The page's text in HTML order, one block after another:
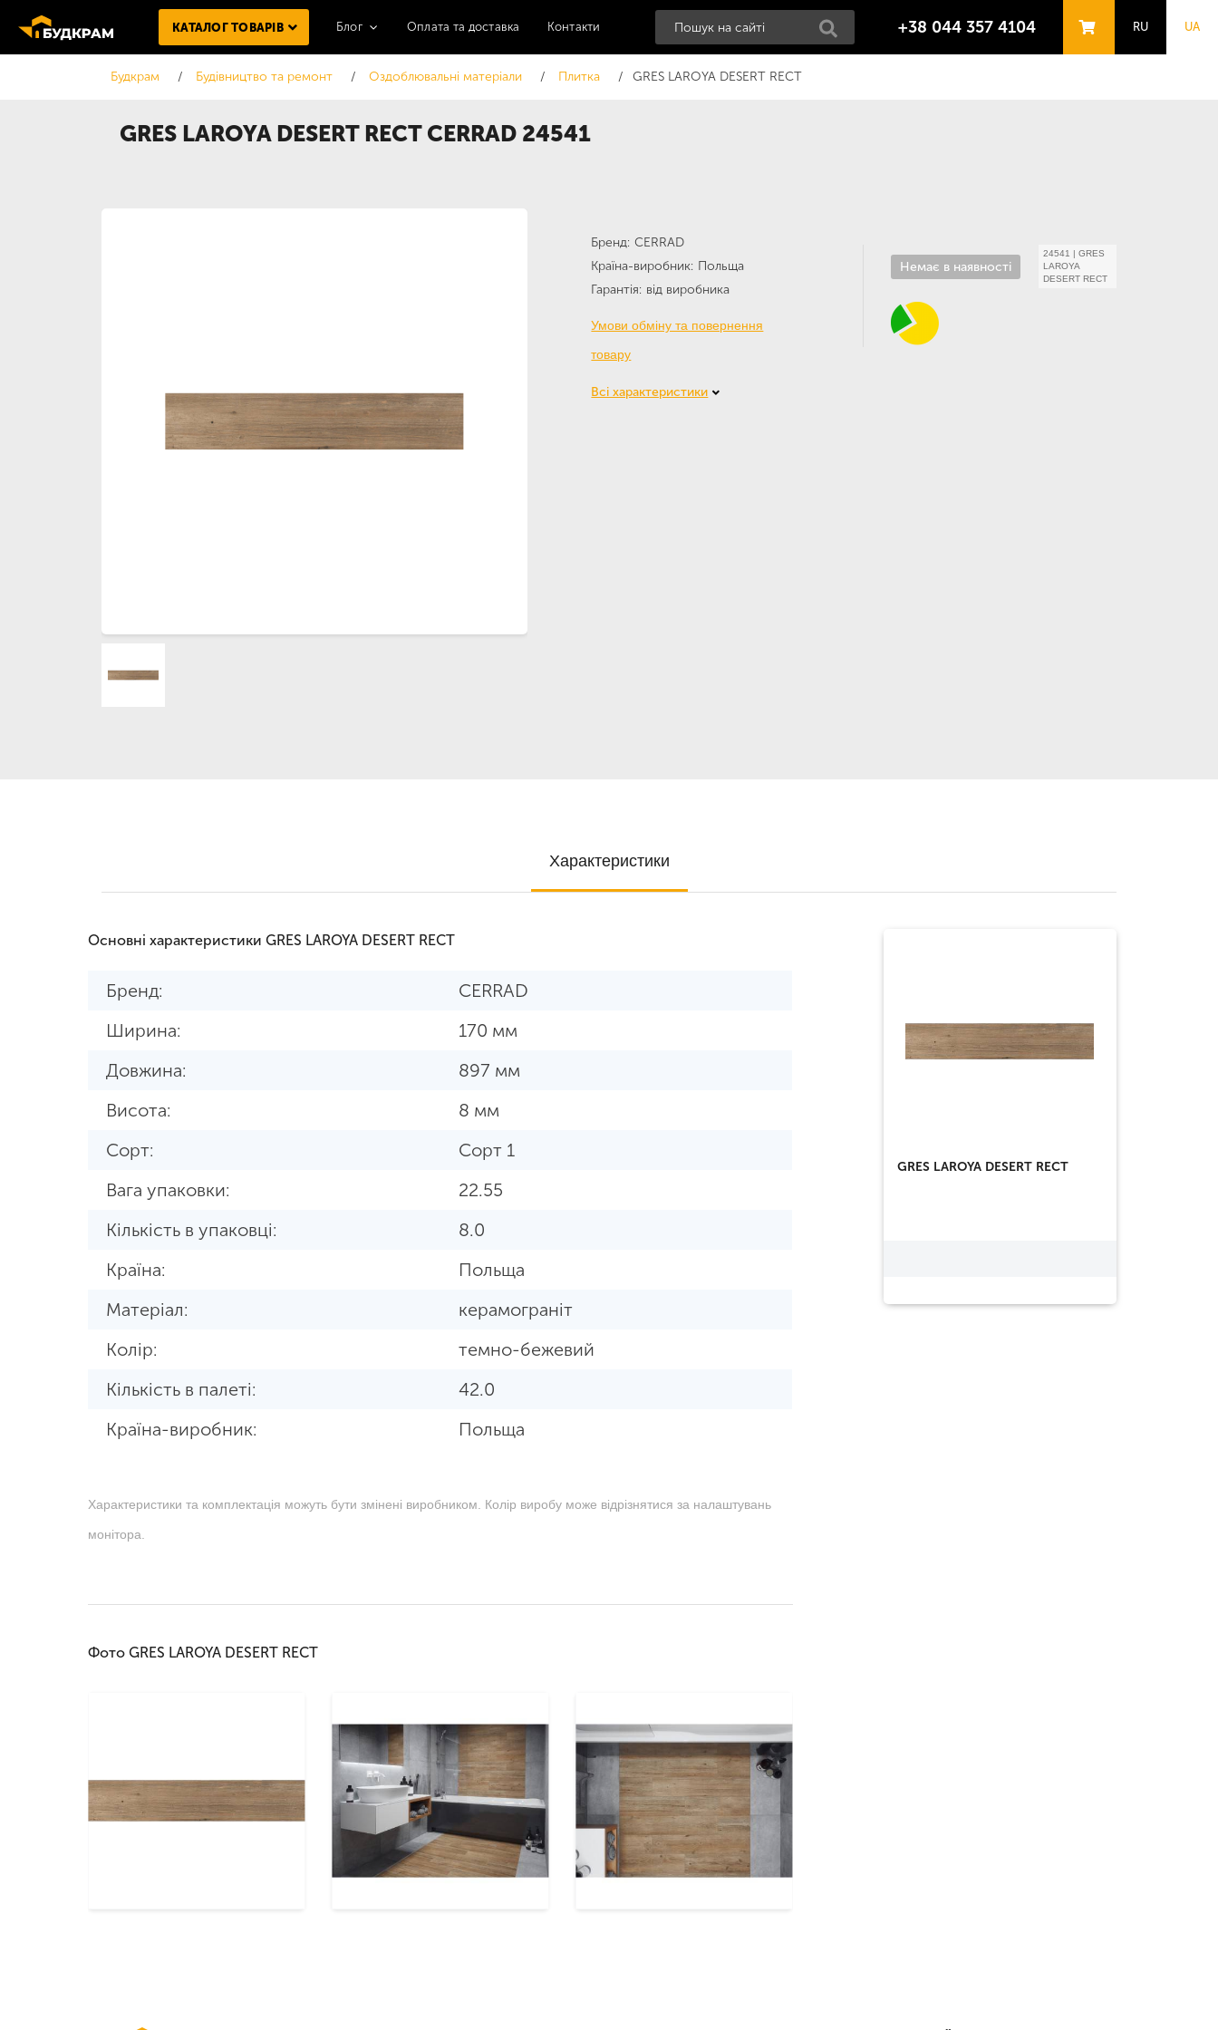
КАТАЛОГ ТОВАРІВ Блог Оплата та доставка Контакти +38 044 357 4104 RU UA
Будкрам Будівництво та ремонт Оздоблювальні матеріали Плитка GRES LAROYA DESERT RECT
GRES LAROYA DESERT RECT CERRAD 24541
Бренд CERRAD
Країна-виробник Польща
Гарантія від виробника
Умови обміну та повернення
товару
Всі характеристики
Немає в наявності
24541 | GRES
LAROYA
DESERT RECT
Характеристики
Основні характеристики GRES LAROYA DESERT RECT
Бренд:
CERRAD
Ширина:
170 мм
Довжина:
897 мм
Висота:
8 мм
Сорт:
Сорт 1
Вага упаковки:
22.55
Кількість в упаковці:
8.0
Країна:
Польща
Матеріал:
керамограніт
Колір:
темно-бежевий
Кількість в палеті:
42.0
Країна-виробник:
Польща
Характеристики та комплектація можуть бути змінені виробником. Колір виробу може відрізнятися за налаштувань
монітора.
Фото GRES LAROYA DESERT RECT
GRES LAROYA DESERT RECT